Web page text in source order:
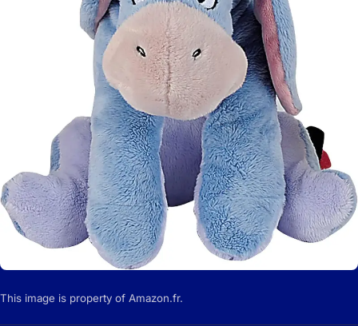
This image is property of Amazon.fr.